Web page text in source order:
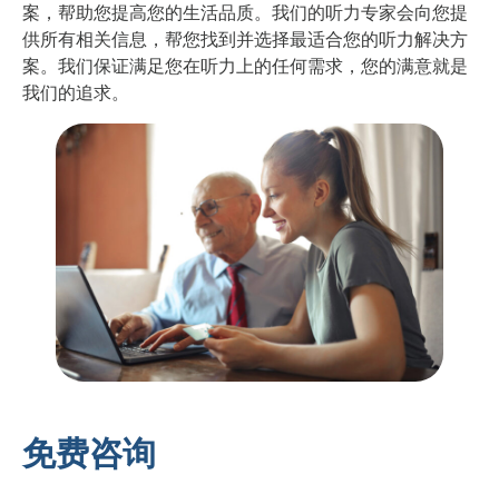
案，帮助您提高您的生活品质。我们的听力专家会向您提
供所有相关信息，帮您找到并选择最适合您的听力解决方
案。我们保证满足您在听力上的任何需求，您的满意就是
我们的追求。
免费咨询